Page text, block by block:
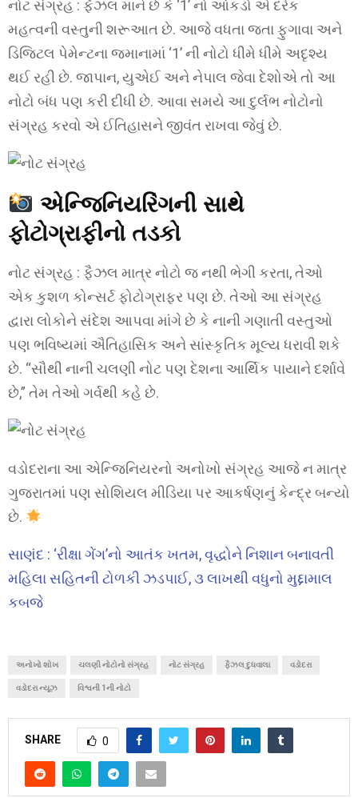
નોટ સંગ્રહ : ફૈઝલ માને છે કે ‘1’ નો આંકડો એ દરેક
મહત્વની વસ્તુની શરૂઆત છે. આજે વધતા જતા ફુગાવા અને
ડિજિટલ પેમેન્ટના જમાનામાં ‘1’ ની નોટો ધીમે ધીમે અદૃશ્ય
થઈ રહી છે. જાપાન, યુએઈ અને નેપાલ જેવા દેશોએ તો આ
નોટો બંધ પણ કરી દીધી છે. આવા સમયે આ દુર્લભ નોટોનો
સંગ્રહ કરવો એ ઈતિહાસને જીવંત રાખવા જેવું છે.
એન્જિનિયરિંગની સાથે
ફોટોગ્રાફીનો તડકો
નોટ સંગ્રહ : ફૈઝલ માત્ર નોટો જ નથી ભેગી કરતા, તેઓ
એક કુશળ કોન્સર્ટ ફોટોગ્રાફર પણ છે. તેઓ આ સંગ્રહ
દ્વારા લોકોને સંદેશ આપવા માંગે છે કે નાની ગણાતી વસ્તુઓ
પણ ભવિષ્યમાં ઐતિહાસિક અને સાંસ્કૃતિક મૂલ્ય ધરાવી શકે
છે. “સૌથી નાની ચલણી નોટ પણ દેશના આર્થિક પાયાને દર્શાવે
છે,” તેમ તેઓ ગર્વથી કહે છે.
વડોદરાના આ એન્જિનિયરનો અનોખો સંગ્રહ આજે ન માત્ર
ગુજરાતમાં પણ સોશિયલ મીડિયા પર આકર્ષણનું કેન્દ્ર બન્યો
છે.
સાણંદ : ‘રીક્ષા ગેંગ’નો આતંક ખતમ, વૃદ્ધોને નિશાન બનાવતી
મહિલા સહિતની ટોળકી ઝડપાઈ, ૩ લાખથી વધુનો મુદ્દામાલ
કબજે
અનોખો શોખ ચલણી નોટોનો સંગ્રહ નોટ સંગ્રહ ફૈઝલ દુધવાલા વડોદરા
વડોદરા ન્યૂઝ વિશ્વની 1ની નોટો
SHARE 0